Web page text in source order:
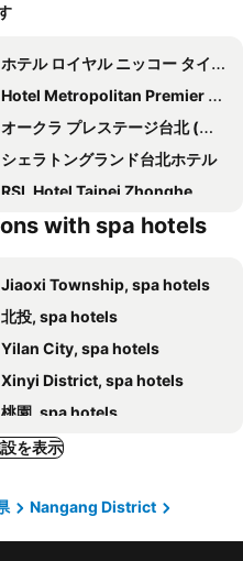
ホテル ロイヤル ニッコー タイペイ (老爺大酒店)
Hotel Metropolitan Premier Taipei
オークラ プレステージ台北 (台北大倉久和大飯店)
シェラトングランド台北ホテル
RSL Hotel Taipei Zhonghe
台北ガーデンホテル
Illume Taipei
Taipei Marriott Hotel
Via Hotel Breeze
フーロン 台北イースト 台北市立動物園 (福容大飯店 - 台北二館)
Hotel Resonance Taipei, Tapestry Collection By Hilton
Vワンホテル
ユナイテッドホテル
Empire Hotel
with spa hotels
Jiaoxi Township, spa hotels
北投, spa hotels
Yilan City, spa hotels
Xinyi District, spa hotels
桃園, spa hotels
宜蘭, spa hotels
Wanli District, spa hotels
Gongliao District, spa hotels
を表示
Nangang District